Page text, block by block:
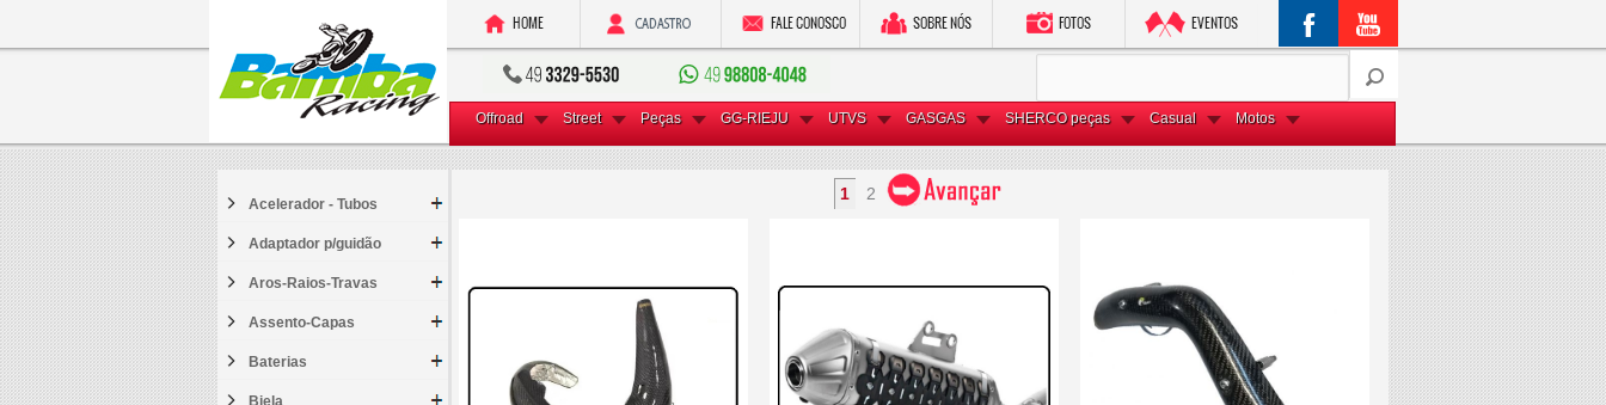
Offroad Street Peças GG-RIEJU UTVS GASGAS SHERCO peças Casual Motos
Acelerador - Tubos
Adaptador p/guidão
Aros-Raios-Travas
Assento-Capas
Baterias
Biela
1 2